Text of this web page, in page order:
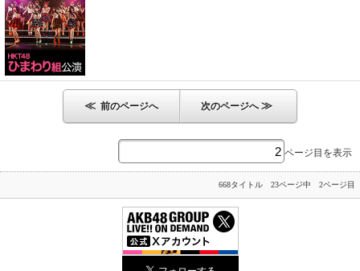
≪ 前のページへ 次のページへ≫
ページ目を表示
668タイトル 23ページ中 2ページ目